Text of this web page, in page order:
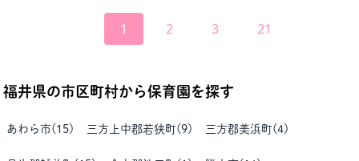
1 2 3 21
福井県の市区町村から保育園を探す
あわら市( 15) 三方上中郡若狭町(9) 三方郡美浜町(4)